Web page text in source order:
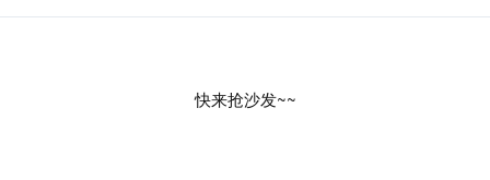
快来抢沙发~~